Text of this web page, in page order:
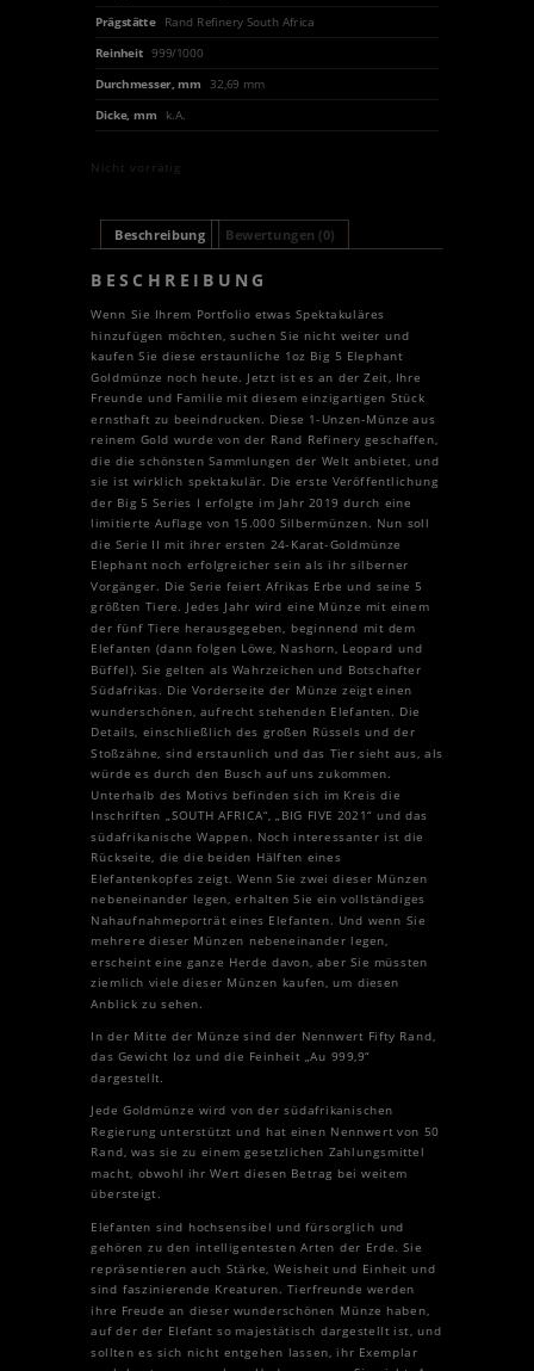
Prägstätte
Rand Refinery South Africa
Reinheit 999/1000
Durchmesser, mm
32,69 mm
Dicke, mm k.A.
Nicht vorrätig
Beschreibung Bewertungen (0)
BESCHREIBUNG
Wenn Sie Ihrem Portfolio etwas Spektakuläres
hinzufügen möchten, suchen Sie nicht weiter und
kaufen Sie diese erstaunliche 1oz Big 5 Elephant
Goldmünze noch heute. Jetzt ist es an der Zeit, Ihre
Freunde und Familie mit diesem einzigartigen Stück
ernsthaft zu beeindrucken. Diese 1-Unzen-Münze aus
reinem Gold wurde von der Rand Refinery geschaffen,
die die schönsten Sammlungen der Welt anbietet, und
sie ist wirklich spektakulär. Die erste Veröffentlichung
der Big 5 Series I erfolgte im Jahr 2019 durch eine
limitierte Auflage von 15.000 Silbermünzen. Nun soll
die Serie II mit ihrer ersten 24-Karat-Goldmünze
Elephant noch erfolgreicher sein als ihr silberner
Vorgänger. Die Serie feiert Afrikas Erbe und seine 5
größten Tiere. Jedes Jahr wird eine Münze mit einem
der fünf Tiere herausgegeben, beginnend mit dem
Elefanten (dann folgen Löwe, Nashorn, Leopard und
Büffel). Sie gelten als Wahrzeichen und Botschafter
Südafrikas. Die Vorderseite der Münze zeigt einen
wunderschönen, aufrecht stehenden Elefanten. Die
Details, einschließlich des großen Rüssels und der
Stoßzähne, sind erstaunlich und das Tier sieht aus, als
würde es durch den Busch auf uns zukommen.
Unterhalb des Motivs befinden sich im Kreis die
Inschriften „SOUTH AFRICA“, „BIG FIVE 2021“ und das
südafrikanische Wappen. Noch interessanter ist die
Rückseite, die die beiden Hälften eines
Elefantenkopfes zeigt. Wenn Sie zwei dieser Münzen
nebeneinander legen, erhalten Sie ein vollständiges
Nahaufnahmeporträt eines Elefanten. Und wenn Sie
mehrere dieser Münzen nebeneinander legen,
erscheint eine ganze Herde davon, aber Sie müssten
ziemlich viele dieser Münzen kaufen, um diesen
Anblick zu sehen.
In der Mitte der Münze sind der Nennwert Fifty Rand,
das Gewicht Ioz und die Feinheit „Au 999,9“
dargestellt.
Jede Goldmünze wird von der südafrikanischen
Regierung unterstützt und hat einen Nennwert von 50
Rand, was sie zu einem gesetzlichen Zahlungsmittel
macht, obwohl ihr Wert diesen Betrag bei weitem
übersteigt.
Elefanten sind hochsensibel und fürsorglich und
gehören zu den intelligentesten Arten der Erde. Sie
repräsentieren auch Stärke, Weisheit und Einheit und
sind faszinierende Kreaturen. Tierfreunde werden
ihre Freude an dieser wunderschönen Münze haben,
auf der der Elefant so majestätisch dargestellt ist, und
sollten es sich nicht entgehen lassen, ihr Exemplar